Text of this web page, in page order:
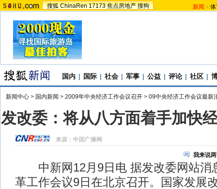
搜狐 ChinaRen 17173 焦点房地产 搜狗 新闻 -
国内 | 国际 | 社会 | 军事 | 公益 | 评论 | 社区 |
新闻中心 > 国内新闻 > 2009年中央经济工作会议召开 > 09中央经济工作会议最新
发改委：将从八方面着手加快
来源： 中国广播网
我来说
中新网12月9日电 据发改委网站消
革工作会议9日在北京召开。国家发展